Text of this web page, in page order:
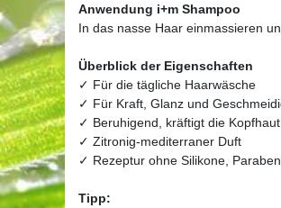
Anwendung i+m Shampoo
In das nasse Haar einmassieren
Überblick der Eigenschaften
✓ Für die tägliche Haarwäsche
✓ Für Kraft, Glanz und
✓ Beruhigend, kräftigt die Kopfhaut
✓ Zitronig-mediterraner Duft
✓ Rezeptur ohne Silikone,
Tipp: